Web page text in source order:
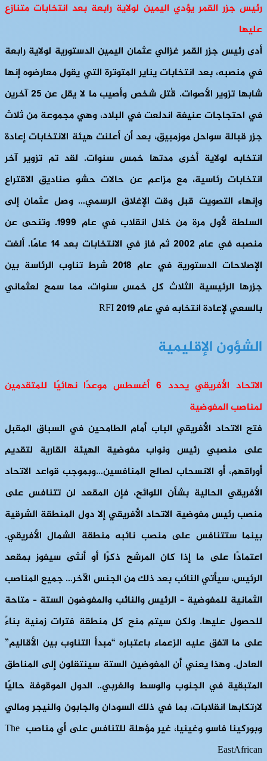
رئيس جزر القمر يؤدي اليمين لولاية رابعة بعد انتخابات متنازع
عليها
أدى رئيس جزر القمر غزالي عثمان اليمين الدستورية لولاية رابعة
في منصبه، بعد انتخابات يناير المتوترة التي يقول معارضوه إنها
شابها تزوير الأصوات. قُتل شخص وأصيب ما لا يقل عن 25 آخرين
في احتجاجات عنيفة اندلعت في البلاد، وهي مجموعة من ثلاث
جزر قبالة سواحل موزمبيق، بعد أن أعلنت هيئة الانتخابات إعادة
انتخابه لولاية أخرى مدتها خمس سنوات. لقد تم تزوير آخر
انتخابات رئاسية، مع مزاعم عن حالات حشو صناديق الاقتراع
وإنهاء التصويت قبل وقت الإغلاق الرسمي… وصل عثمان إلى
السلطة لأول مرة من خلال انقلاب في عام 1999. وتنحى عن
منصبه في عام 2002 ثم فاز في الانتخابات بعد 14 عامًا. ألغت
الإصلاحات الدستورية في عام 2018 شرط تناوب الرئاسة بين
جزرها الرئيسية الثلاث كل خمس سنوات، مما سمح لعثماني
بالسعي لإعادة انتخابه في عام 2019 RFI
الشؤون الإقليمية
الاتحاد الأفريقي يحدد 6 أغسطس موعدًا نهائيًا للمتقدمين
لمناصب المفوضية
فتح الاتحاد الأفريقي الباب أمام الطامحين في السباق المقبل
على منصبي رئيس ونواب مفوضية الهيئة القارية لتقديم
أوراقهم، أو الانسحاب لصالح المنافسين…وبموجب قواعد الاتحاد
الأفريقي الحالية بشأن اللوائح، فإن المقعد لن تتنافس على
منصب رئيس مفوضية الاتحاد الأفريقي إلا دول المنطقة الشرقية
بينما ستتنافس على منصب نائبه منطقة الشمال الأفريقي.
اعتمادًا على ما إذا كان المرشح ذكرًا أو أنثى سيفوز بمقعد
الرئيس، سيأتي النائب بعد ذلك من الجنس الآخر… جميع المناصب
الثمانية للمفوضية – الرئيس والنائب والمفوضون الستة – متاحة
للحصول عليها. ولكن سيتم منح كل منطقة فترات زمنية بناءً
على ما اتفق عليه الزعماء باعتباره “مبدأ التناوب بين الأقاليم”
العادل. وهذا يعني أن المفوضين الستة سينتقلون إلى المناطق
المتبقية في الجنوب والوسط والغربي.. الدول الموقوفة حاليًا
لارتكابها انقلابات، بما في ذلك السودان والجابون والنيجر ومالي
وبوركينا فاسو وغينيا، غير مؤهلة للتنافس على أي مناصب The
EastAfrican